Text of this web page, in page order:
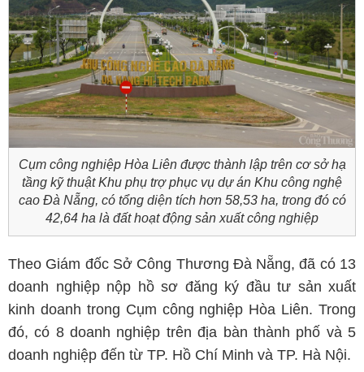
Cụm công nghiệp Hòa Liên được thành lập trên cơ sở hạ
tầng kỹ thuật Khu phụ trợ phục vụ dự án Khu công nghệ
cao Đà Nẵng, có tổng diện tích hơn 58,53 ha, trong đó có
42,64 ha là đất hoạt động sản xuất công nghiệp
Theo Giám đốc Sở Công Thương Đà Nẵng, đã có 13
doanh nghiệp nộp hồ sơ đăng ký đầu tư sản xuất
kinh doanh trong Cụm công nghiệp Hòa Liên. Trong
đó, có 8 doanh nghiệp trên địa bàn thành phố và 5
doanh nghiệp đến từ TP. Hồ Chí Minh và TP. Hà Nội.